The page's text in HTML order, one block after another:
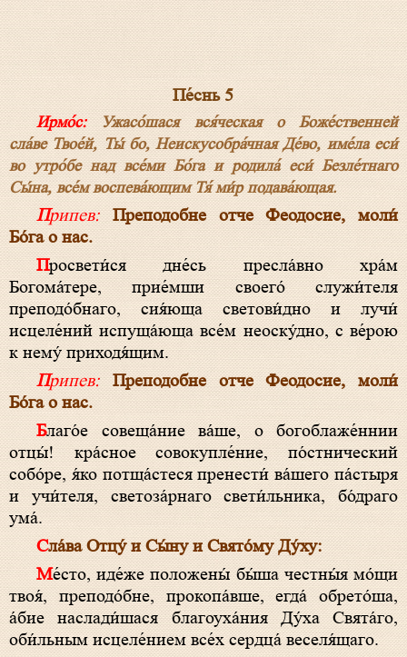
Пе́снь 5
Ирмо́с:Ужасо́шася вся́ческая о Боже́ственней
сла́ве Твое́й, Ты́ бо, Неискусобра́чная Де́во, име́ла еси́
во утро́бе над все́ми Бо́га и родила́ еси́ Безле́тнаго
Сы́на, все́м воспева́ющим Тя́ ми́р подава́ющая.
Припев:
Преподобне отче Феодосие, моли́
Бо́га о нас.
Просвети́ся дне́сь пресла́вно хра́м
Богома́тере, прие́мши своего́ служи́теля
преподо́бнаго, сия́юща светови́дно и лучи́
исцеле́ний испуща́юща все́м неоску́дно, с ве́рою
к нему́ приходя́щим.
Припев:
Преподобне отче Феодосие, моли́
Бо́га о нас.
Благо́е совеща́ние ва́ше, о богоблаже́ннии
отцы́! кра́сное совокупле́ние, по́стнический
собо́ре, я́ко потща́стеся пренести́ ва́шего па́стыря
и учи́теля, светоза́рнаго свети́льника, бо́драго
ума́.
Сла́ва Отцу́ и Сы́ну и Свято́му Ду́ху:
Ме́сто, иде́же положены́ бы́ша честны́я мо́щи
твоя́, преподо́бне, прокопа́вше, егда́ обрето́ша,
а́бие наслади́шася благоуха́ния Ду́ха Свята́го,
оби́льным исцеле́нием все́х сердца́ веселя́щаго.